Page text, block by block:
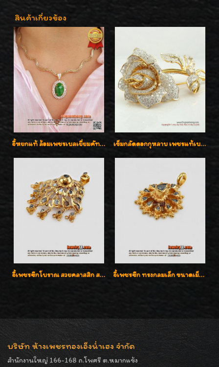
สินค้าเกี่ยวข้อง
จี้หยกแท้ ล้อมเพชรเบลเยี่ยมคัท ราคาพิเศษไม่แพงค่ะ เข็มกลัดดอกกุหลาบ เพชรแท้เบลเยี่ยมคัต งานปราณีตค่ะ
จี้เพชรซีกโบราณ สวยคลาสสิก สภาพสมบูรณ์สุดๆค่ะ จี้เพชรซีก ทรงกลมเล็ก ขนาดเม็ดกระดุม สวยๆ
บริษัท ห้างเพชรทองเอ็งน่ำเฮง จำกัด
สำนักงานใหญ่ 166-168 ถ.โพศรี ต.หมากแข้ง